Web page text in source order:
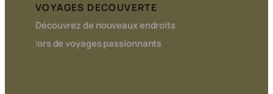
VOYAGES DECOUVERTE
Découvrez de nouveaux endroits
lors de voyages passionnants